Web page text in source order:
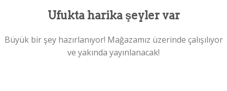
Ufukta harika şeyler var
Büyük bir şey hazırlanıyor! Mağazamız üzerinde çalışılıyor
ve yakında yayınlanacak!